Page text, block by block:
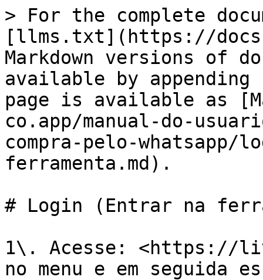
> For the complete
[llms.txt](https://
Markdown versions of
available by
page is available as
co.app/manual-do-
compra-pelo-whatsapp/
ferramenta.md).
# Login (Entrar na
1\. Acesse: <https://
no menu e em seguida